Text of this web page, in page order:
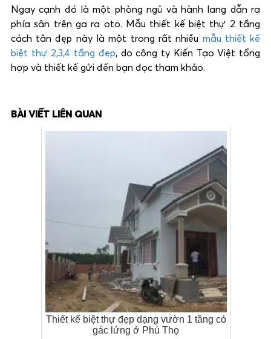
Ngay cạnh đó là một phòng ngủ và hành lang dẫn ra
phía sân trên ga ra oto. Mẫu thiết kế biệt thự 2 tầng
cách tân đẹp này là một trong rất nhiều mẫu thiết kế
biệt thự 2,3,4 tầng đẹp, do công ty Kiến Tạo Việt tổng
hợp và thiết kế gửi đến bạn đọc tham khảo.
BÀI VIẾT LIÊN QUAN
Thiết kế biệt thự đẹp dạng vườn 1 tầng có
gác lửng ở Phú Thọ